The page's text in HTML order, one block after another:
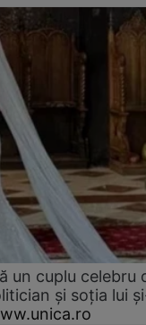
un cuplu celebru
și soția lui